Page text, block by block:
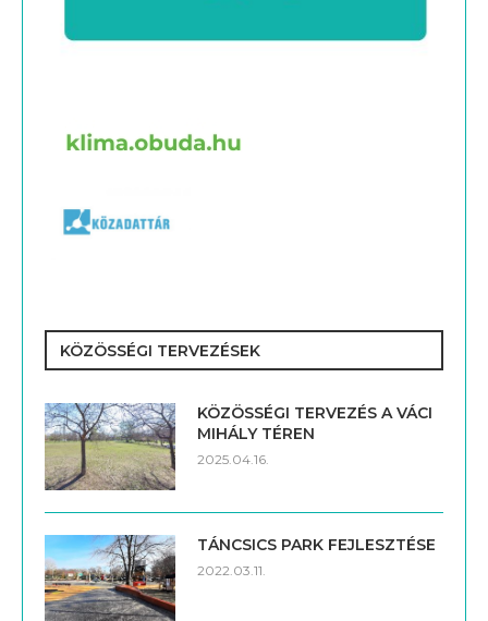
KÖZÖSSÉGI TERVEZÉSEK
KÖZÖSSÉGI TERVEZÉS A VÁCI
MIHÁLY TÉREN
2025.04.16.
TÁNCSICS PARK FEJLESZTÉSE
2022.03.11.